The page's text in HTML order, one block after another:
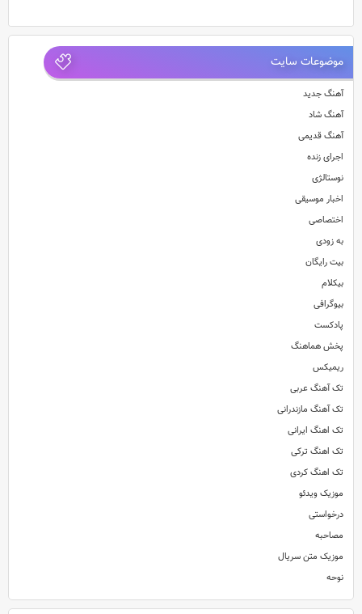
موضوعات سایت
آهنگ جدید
آهنگ شاد
آهنگ قدیمی
اجرای زنده
نوستالژی
اخبار موسیقی
اختصاصی
به زودی
بیت رایگان
بیکلام
بیوگرافی
پادکست
پخش هماهنگ
ریمیکس
تک آهنگ عربی
تک آهنگ مازندرانی
تک اهنگ ایرانی
تک اهنگ ترکی
تک اهنگ کردی
موزیک ویدئو
درخواستی
مصاحبه
موزیک متن سریال
نوحه